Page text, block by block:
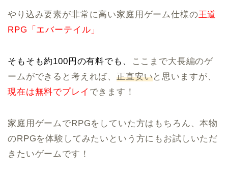
やり込み要素が非常に高い家庭用ゲーム仕様の王道
RPG「エバーテイル」
そもそも約100円の有料でも、
ここまで大長編のゲ
ームができると考えれば、正直安いと思いますが、
現在は無料でプレイ できます！
家庭用ゲームでRPGをしていた方はもちろん、本物
のRPGを体験してみたいという方にもお試しいただ
きたいゲームです！